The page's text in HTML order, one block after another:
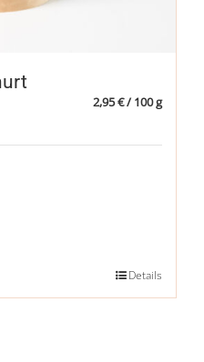
2,95€/ 100g
Details